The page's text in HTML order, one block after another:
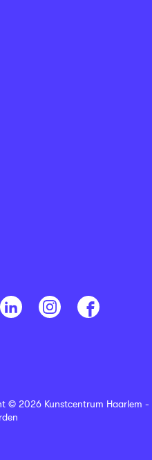
© 2026 Kunstcentrum Haarlem -